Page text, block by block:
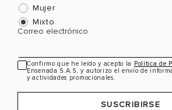
Mujer
Mixto
Correo electrónico
Confirmo que he leído y acepto la Política de
Ensenada S.A.S, y autorizo el envío de
y actividades promocionales.
SUSCRIBIRSE